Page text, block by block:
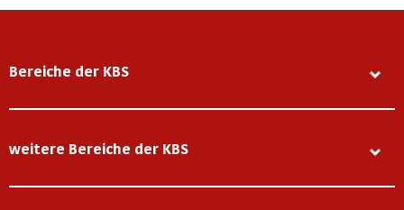
Bereiche der KBS
weitere Bereiche der KBS